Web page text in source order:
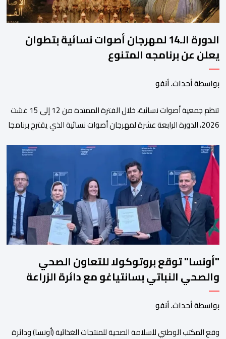
الدورة الـ14 لمهرجان أصوات نسائية بتطوان
يعلن عن برنامجه المتنوع
بواسطة أحداث. أنفو
تنظم جمعية أصوات نسائية، خلال الفترة الممتدة من 12 إلى 15 غشت
2026، الدورة الرابعة عشرة لمهرجان أصوات نسائية الذي يقترح برنامجا
الاجتماعية والتضامنية والإنسانية. ووفق بلاغ للمنظمين، تقترح هذه
الدورة، التي تنظم تحت الرعاية السامية لصاحب الجلالة الملك محمد
السادس، تحت شعار “سيدات البحر الأبيض المتوسط، […]
"أونسا" توقع بروتوكولا للتعاون الصحي
والصحي النباتي بسانتياغو مع دائرة الزراعة
وتربية المواشي
بواسطة أحداث. أنفو
وقع المكتب الوطني للسلامة الصحية للمنتجات الغذائية (أونسا) ودائرة